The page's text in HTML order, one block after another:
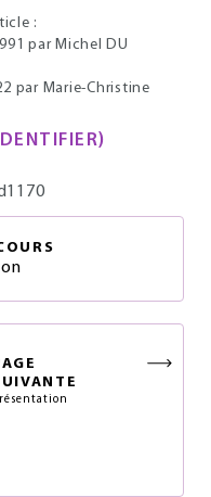
:
par Michel DU
par Marie-Christine